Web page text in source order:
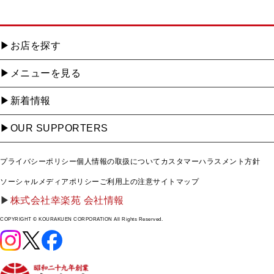
お店を探す
メニューを見る
新着情報
OUR SUPPORTERS
プライバシーポリシー個人情報の取扱について カスタマーハラスメント方針
ソーシャルメディアポリシー ご利用上の注意サイトマップ
株式会社幸楽苑 会社情報
COPYRIGHT © KOURAKUEN CORPORATION All Rights Reserved.